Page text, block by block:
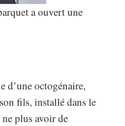
a ouvert une
d’une octogénaire,
fils, installé dans le
plus avoir de